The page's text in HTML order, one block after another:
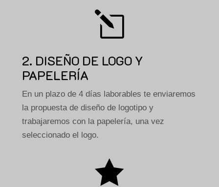
l
2. DISEÑO DE LOGO Y
PAPELERÍA
En un plazo de 4 días laborables te enviaremos
la propuesta de diseño de logotipo y
trabajaremos con la papelería, una vez
seleccionado el logo.
